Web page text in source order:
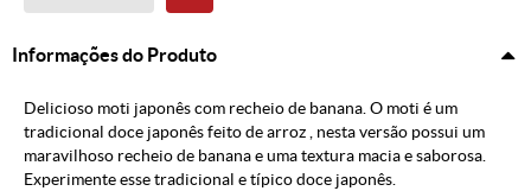
Informações do Produto
Delicioso moti japonês com recheio de banana. O moti é um
tradicional doce japonês feito de arroz , nesta versão possui um
maravilhoso recheio de banana e uma textura macia e saborosa.
Experimente esse tradicional e típico doce japonês.